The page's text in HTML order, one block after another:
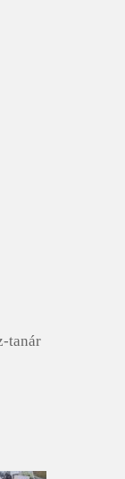
tanár